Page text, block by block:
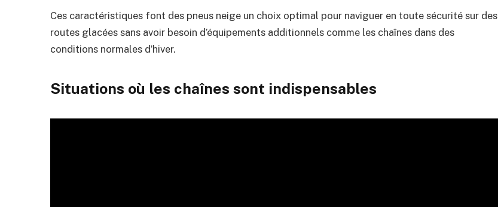
Ces caractéristiques font des pneus neige un choix optimal pour naviguer en toute sécurité sur des
routes glacées sans avoir besoin d’équipements additionnels comme les chaînes dans des
conditions normales d’hiver.
Situations où les chaînes sont indispensables